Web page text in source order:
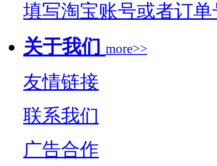
填写淘宝账号或者订
关于我们 more>>
友情链接
联系我们
广告合作